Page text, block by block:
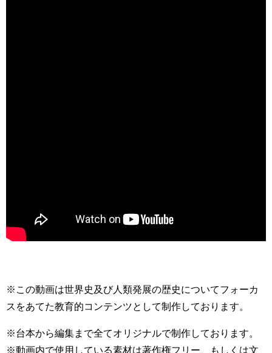
※この動画は世界史及び人類発展の歴史についてフォーカ
スをあてた教育的コンテンツとして制作しております。
※台本から編集まで全てオリジナルで制作しております。
※動画内で使用している素材は著作権フリー、もしくは文